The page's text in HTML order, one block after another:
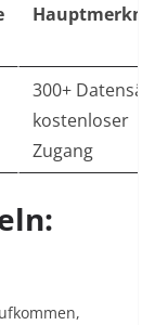
300+
kostenloser
Zugang